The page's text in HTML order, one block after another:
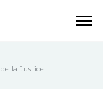
la Justice